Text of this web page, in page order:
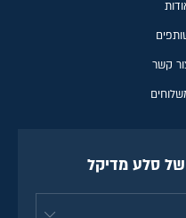
קשר
של סלע מדיקל